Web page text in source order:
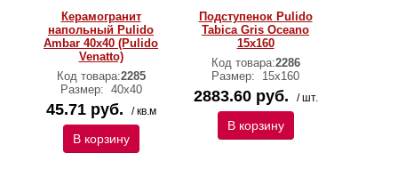
Керамогранит
напольный Pulido
Ambar 40х40 (Pulido
Venatto)
Код товара:2285
Размер: 40х40
45.71 руб. / кв.м
В корзину
Подступенок Pulido
Tabica Gris Oceano
15x160
Код товара:2286
Размер:
15x160
2883.60 руб. / шт.
В корзину